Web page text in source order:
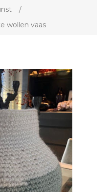
/
wollen vaas